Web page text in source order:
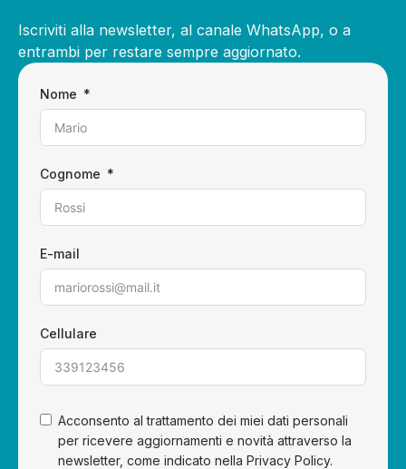
Iscriviti alla newsletter, al canale WhatsApp, o a
entrambi per restare sempre aggiornato.
Nome
Cognome
E-mail
Cellulare
Acconsento al trattamento dei miei dati personali
per ricevere aggiornamenti e novità attraverso la
newsletter, come indicato nella Privacy Policy.